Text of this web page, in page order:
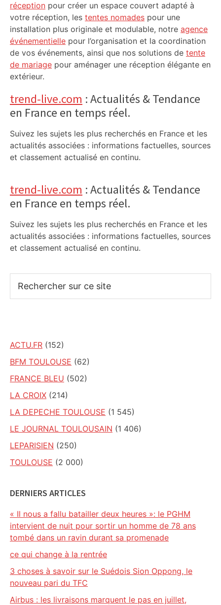
réception pour créer un espace couvert adapté à
votre réception, les tentes nomades pour une
installation plus originale et modulable, notre agence
événementielle pour l’organisation et la coordination
de vos événements, ainsi que nos solutions de tente
de mariage pour aménager une réception élégante en
extérieur.
trend-live.com : Actualités & Tendance
en France en temps réel.
Suivez les sujets les plus recherchés en France et les
actualités associées : informations factuelles, sources
et classement actualisé en continu.
trend-live.com : Actualités & Tendance
en France en temps réel.
Suivez les sujets les plus recherchés en France et les
actualités associées : informations factuelles, sources
et classement actualisé en continu.
sur
ACTU.FR (152)
BFM TOULOUSE (62)
FRANCE BLEU (502)
LA CROIX (214)
LA DEPECHE TOULOUSE (1 545)
LE JOURNAL TOULOUSAIN (1 406)
LEPARISIEN (250)
TOULOUSE (2 000)
DERNIERS ARTICLES
« Il nous a fallu batailler deux heures »: le PGHM
intervient de nuit pour sortir un homme de 78 ans
tombé dans un ravin durant sa promenade
ce qui change à la rentrée
3 choses à savoir sur le Suédois Sion Oppong, le
nouveau pari du TFC
Airbus : les livraisons marquent le pas en juillet,